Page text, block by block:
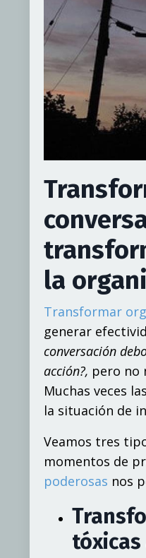
la
Transformar
generar
conversación
acción?, pero no
Muchas veces
la situación de
Veamos tres
momentos de
poderosas nos